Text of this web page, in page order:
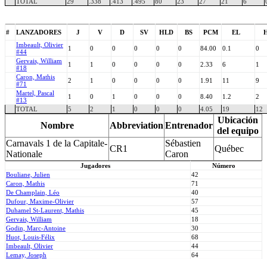
# LANZADORES J V D SV HLD BS PCM EL
Imbeault, Olivier
#44
1 0 0 0 0 0 84.00 0.1
0
Gervais, William
#18
1 1 0 0 0 0 2.33 6
1
Caron, Mathis
#71
2 1 0 0 0 0 1.91 11
9
Martel, Pascal
#13
1 0 1 0 0 0 8.40 1.2
2
TOTAL
5 2 1 0 0 0 4.05 19 12
Nombre Abbreviation Entrenador
Ubicación
del equipo
Carnavals 1 de la Capitale-
Nationale
CR1
Sébastien
Caron
Québec
Jugadores
Número
Bouliane, Julien
42
Caron, Mathis
71
De Champlain, Léo
40
Dufour, Maxime-Olivier
57
Duhamel St-Laurent, Mathis
45
Gervais, William
18
Godin, Marc-Antoine
30
Huot, Louis-Félix
68
Imbeault, Olivier
44
Lemay, Joseph
64